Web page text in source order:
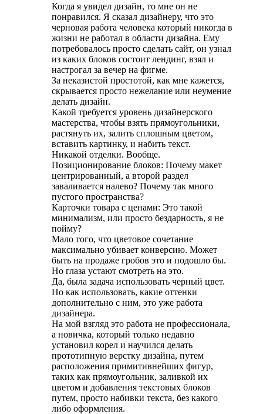
Когда я увидел дизайн, то мне он не
понравился. Я сказал дизайнеру, что это
черновая работа человека который никогда в
жизни не работал в области дизайна. Ему
потребовалось просто сделать сайт, он узнал
из каких блоков состоит лендинг, взял и
настрогал за вечер на фигме.
За неказистой простотой, как мне кажется,
скрывается просто нежелание или неумение
делать дизайн.
Какой требуется уровень дизайнерского
мастерства, чтобы взять прямоугольники,
растянуть их, залить сплошным цветом,
вставить картинку, и набить текст.
Никакой отделки. Вообще.
Позиционирование блоков: Почему макет
центрированный, а второй раздел
заваливается налево? Почему так много
пустого пространства?
Карточки товара с ценами: Это такой
минимализм, или просто бездарность, я не
пойму?
Мало того, что цветовое сочетание
максимально убивает конверсию. Может
быть на продаже гробов это и подошло бы.
Но глаза устают смотреть на это.
Да, была задача использовать черный цвет.
Но как использовать, какие оттенки
дополнительно с ним, это уже работа
дизайнера.
На мой взгляд это работа не профессионала,
а новичка, который только недавно
установил корел и научился делать
прототипную верстку дизайна, путем
расположения примитивнейших фигур,
таких как прямоугольник, заливкой их
цветом и добавления текстовых блоков
путем, просто набивки текста, без какого
либо оформления.